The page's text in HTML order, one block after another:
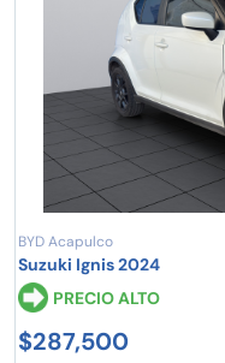
BYD Acapulco
Suzuki Ignis 2024
PRECIO ALTO
$287,500